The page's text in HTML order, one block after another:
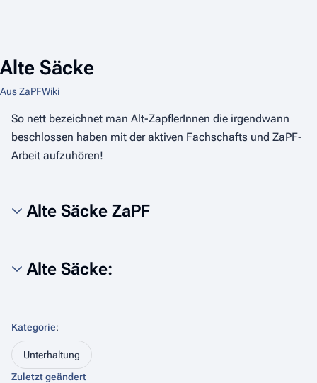
Alte Säcke
Aus ZaPFWiki
So nett bezeichnet man Alt-ZapflerInnen die irgendwann
beschlossen haben mit der aktiven Fachschafts und ZaPF-
Arbeit aufzuhören!
Alte Säcke ZaPF
Alte Säcke:
Kategorie:
Unterhaltung
Zuletzt geändert